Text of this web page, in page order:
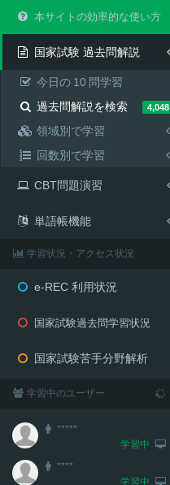
本サイトの効率的な使い方
国家試験 過去問解説
今日の 10 問学習
過去問解説を検索
4,048
領域別で学習
回数別で学習
CBT問題演習
単語帳機能
学習状況・アクセス状況
e-REC 利用状況
国家試験過去問学習状況
国家試験苦手分野解析
学習中のユーザー
*****
学習中
****
学習中